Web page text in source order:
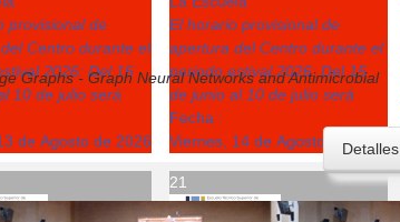
provisional de
Centro durante el
2026: Del 15
10 de julio será
de Agosto de 2026
El horario provisional de
apertura del Centro durante el
periodo estival 2026: Del 15
de junio al 10 de julio será
Fecha :
Viernes, 14 de Agosto de 2026
21
Graphs - Graph Neural Networks and Antimicrobial
Detalles